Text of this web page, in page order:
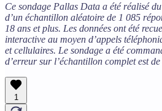
Ce sondage Pallas Data a été réalisé
d’un échantillon aléatoire de 1 085
18 ans et plus. Les données ont été
interactive au moyen d’appels
et cellulaires. Le sondage a été
d’erreur sur l’échantillon complet est
1